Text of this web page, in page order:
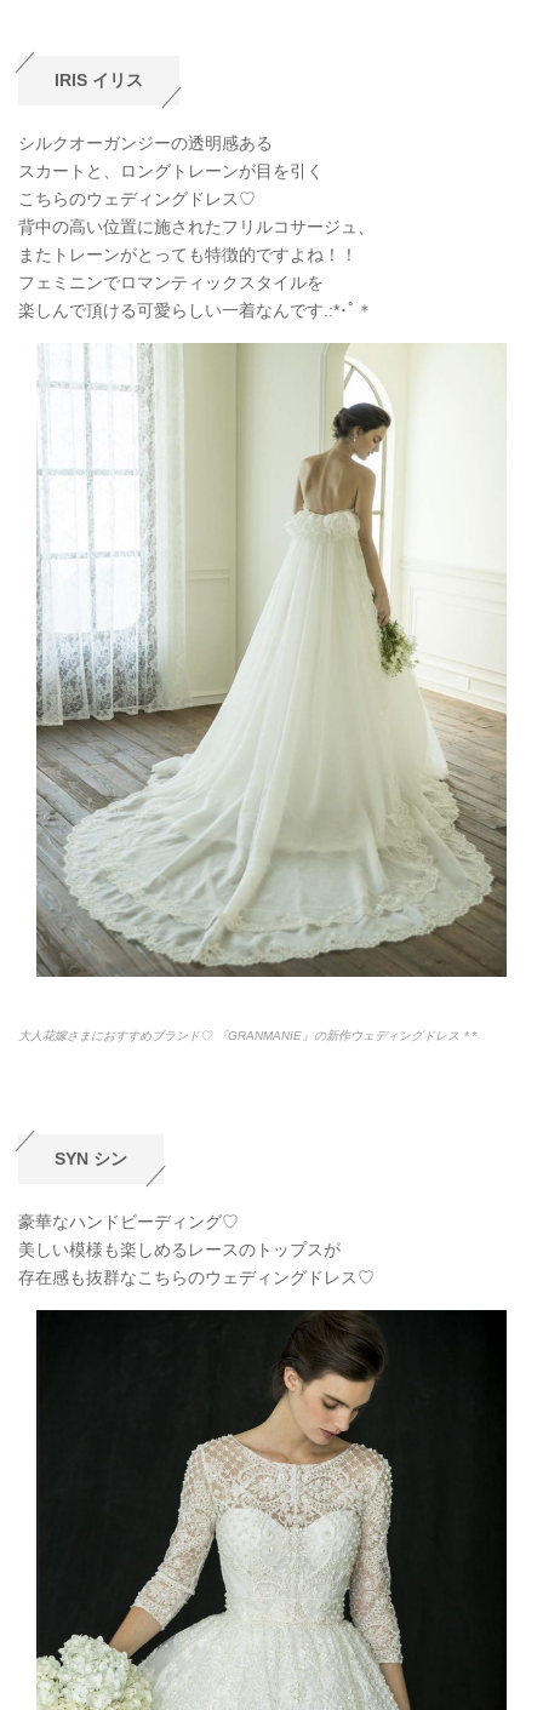
IRIS イリス
シルクオーガンジーの透明感ある
スカートと、ロングトレーンが目を引く
こちらのウェディングドレス♡
背中の高い位置に施されたフリルコサージュ、
またトレーンがとっても特徴的ですよね！！
フェミニンでロマンティックスタイルを
楽しんで頂ける可愛らしい一着なんです.:*･ﾟ＊
大人花嫁さまにおすすめブランド♡ 『GRANMANIE』の新作ウェディングドレス＊*
SYN シン
豪華なハンドビーディング♡
美しい模様も楽しめるレースのトップスが
存在感も抜群なこちらのウェディングドレス♡